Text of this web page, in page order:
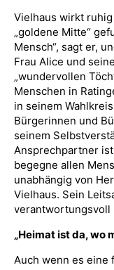
Vielhaus wirkt
„goldene Mitte“
Mensch“, sagt er,
Frau Alice und
„wundervollen
Menschen in
in seinem
Bürgerinnen und
seinem
Ansprechpartner
begegne allen
unabhängig von
Vielhaus. Sein
verantwortungsvoll
„Heimat ist da, wo
Auch wenn es eine